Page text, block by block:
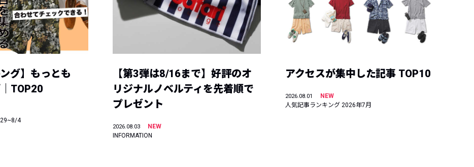
ング】もっとも
TOP20
29~8/4
【第3弾は8/16まで】好評のオ
リジナルノベルティを先着順で
プレゼント
2026.08.03
NEW
INFORMATION
アクセスが集中した記事 TOP10
2026.08.01
NEW
人気記事ランキング 2026年7月